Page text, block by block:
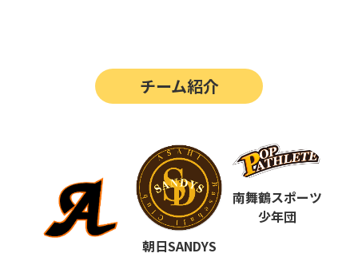
第12回 決勝戦の動画はこちらから
ポップアスリートカップ
第10回 ポップアスリートカップ
第9回 ポップアスリートカップ
チーム紹介
朝日SANDYS
南舞鶴スポーツ
少年団